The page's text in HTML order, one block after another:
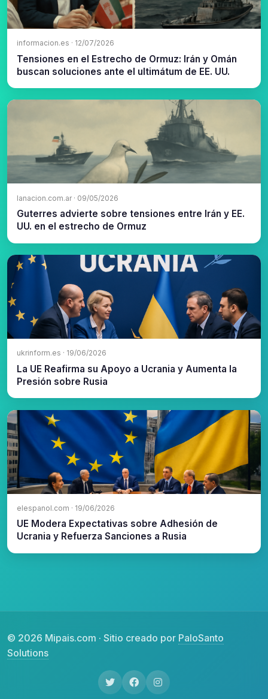
informacion.es · 12/07/2026
Tensiones en el Estrecho de Ormuz: Irán y Omán
buscan soluciones ante el ultimátum de EE. UU.
lanacion.com.ar · 09/05/2026
Guterres advierte sobre tensiones entre Irán y EE.
UU. en el estrecho de Ormuz
ukrinform.es · 19/06/2026
La UE Reafirma su Apoyo a Ucrania y Aumenta la
Presión sobre Rusia
elespanol.com · 19/06/2026
UE Modera Expectativas sobre Adhesión de
Ucrania y Refuerza Sanciones a Rusia
© 2026 Mipais.com · Sitio creado por PaloSanto
Solutions